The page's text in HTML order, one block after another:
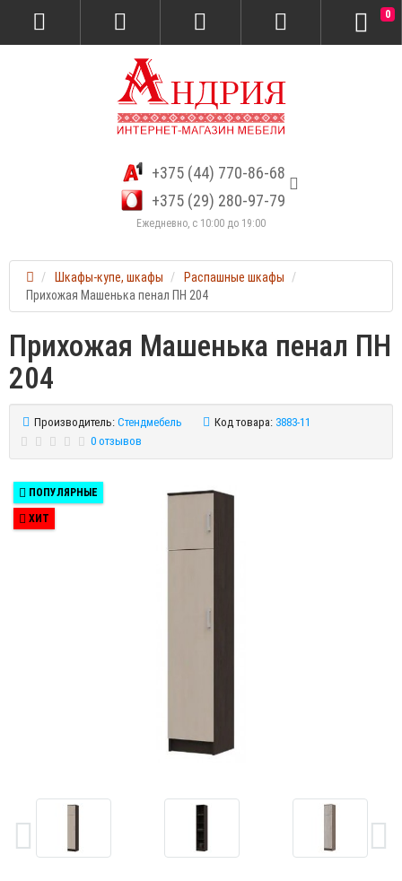
+375 (44) 770-86-68
+375 (29) 280-97-79
Ежедневно, с 10:00 до 19:00
0
Шкафы-купе, шкафы
Распашные шкафы
Прихожая Машенька пенал ПН 204
Прихожая Машенька пенал ПН
204
Производитель: Стендмебель Код товара: 3883-11
0 отзывов
ПОПУЛЯРНЫЕ
ХИТ